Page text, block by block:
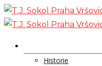
Skip
to
Historie